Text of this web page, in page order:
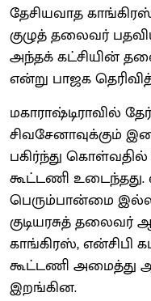
தேசியவாத
குழுத் தலைவர்
அந்தக் கட்சியின்
என்று பாஜக
மகாராஷ்டிராவில்
சிவசேனாவுக்கும்
பகிர்ந்து
கூட்டணி உடைந்தது.
பெரும்பான்மை
குடியரசுத் தலைவர்
காங்கிரஸ், என்சிபி
கூட்டணி அமைத்து
இறங்கின.